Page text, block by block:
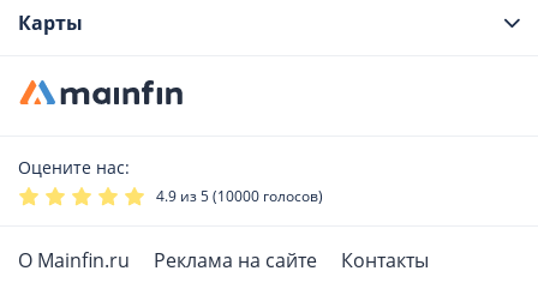
Карты
Оцените нас:
4.9 из 5 (10000 голосов)
О Mainfin.ru Реклама на сайте
Контакты